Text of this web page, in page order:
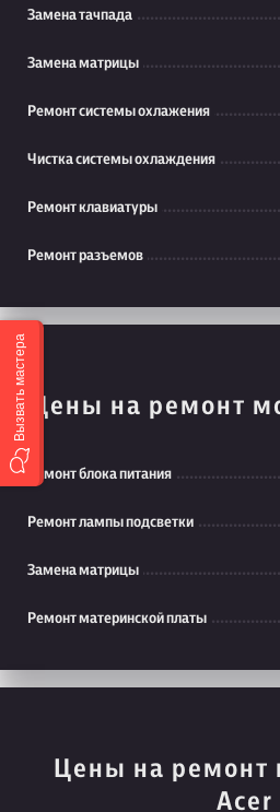
Замена тачпада
Замена матрицы
Ремонт системы охлажения
Чистка системы охлаждения
Ремонт клавиатуры
Ремонт разъемов
Цены на ремонт
Ремонт блока питания
Ремонт лампы подсветки
Замена матрицы
Ремонт материнской платы
Цены на ремонт
Acer
Вызвать мастера